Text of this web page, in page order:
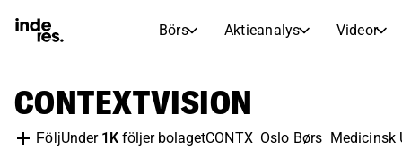
Börs Aktieanalys Videor
Börs
Aktieanalys
inderesTV
Transkriptioner
Aktiejämförelse
Earnings Season
CONTEXTVISION
FöljUnder 1K följer bolagetCONTX Oslo Børs Medicinsk